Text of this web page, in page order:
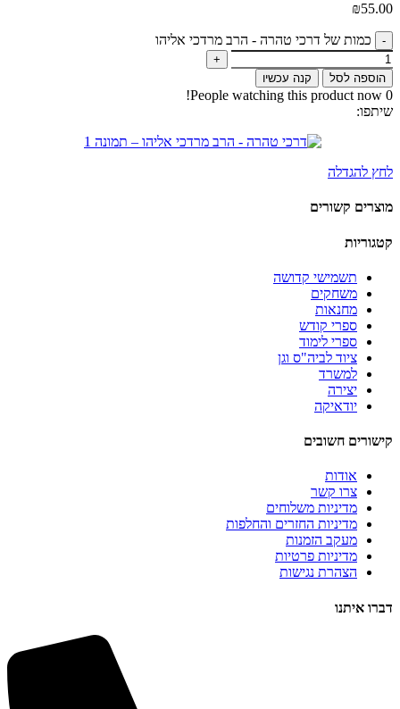
₪55.00
כמות של דרכי טהרה - הרב מרדכי אליהו
הוספה לסל קנה עכשיו
0
People watching this product now!
שיתפו:
לחץ להגדלה
מוצרים קשורים
קטגוריות
תשמישי קדושה
משחקים
מחנאות
ספרי קודש
ספרי לימוד
ציוד לביה"ס וגן
למשרד
יצירה
יודאיקה
קישורים חשובים
אודות
צרו קשר
מדיניות משלוחים
מדיניות החזרים והחלפות
מעקב הזמנות
מדיניות פרטיות
הצהרת נגישות
דברו איתנו